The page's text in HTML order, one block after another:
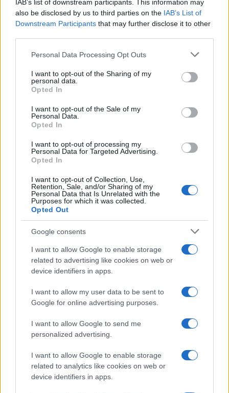
IAB’s list of downstream participants. This information may
also be disclosed by us to third parties on the IAB’s List of
Downstream Participants that may further disclose it to other
Please note that this website/app uses one or more Google
not limited to your visit or usage behaviour. You may click to
grant or deny consent to Google and its third-party tags to
use your data for below specified purposes in below Google
consent section.
Personal Data Processing Opt Outs
I want to opt-out of the Sharing of my
personal data.
Opted In
I want to opt-out of the Sale of my
Personal Data.
Opted In
I want to opt-out of processing my
Personal Data for Targeted Advertising.
Opted In
I want to opt-out of Collection, Use,
Retention, Sale, and/or Sharing of my
Personal Data that Is Unrelated with the
Purposes for which it was collected.
Opted Out
Google consents
I want to allow Google to enable storage
related to advertising like cookies on web or
device identifiers in apps.
I want to allow my user data to be sent to
Google for online advertising purposes.
I want to allow Google to send me
personalized advertising.
I want to allow Google to enable storage
related to analytics like cookies on web or
device identifiers in apps.
NECROLOGIE
Mario Malu
Paolo Pinna